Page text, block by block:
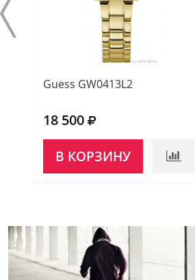
Guess GW0413L2
18 500
В КОРЗИНУ